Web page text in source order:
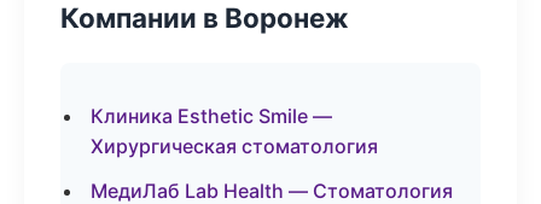
Компании в Воронеж
Клиника Esthetic Smile —
Хирургическая стоматология
МедиЛаб Lab Health — Стоматология